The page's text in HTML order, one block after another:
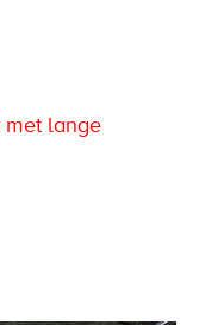
met lange